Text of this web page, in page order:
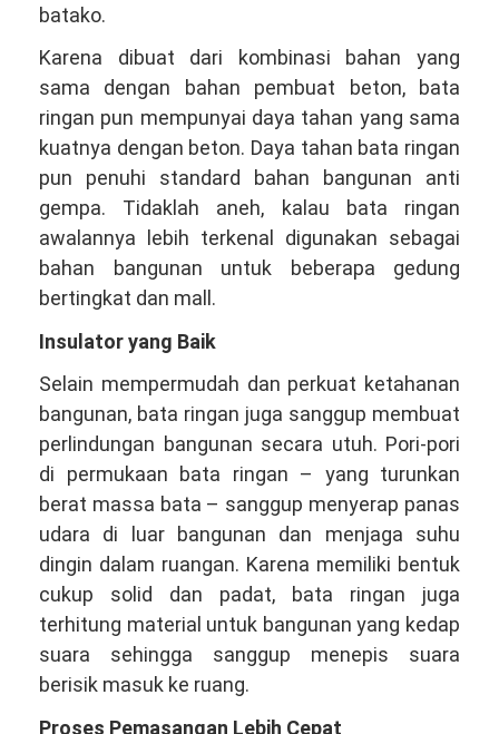
batako.
Karena dibuat dari kombinasi bahan yang
sama dengan bahan pembuat beton, bata
ringan pun mempunyai daya tahan yang sama
kuatnya dengan beton. Daya tahan bata ringan
pun penuhi standard bahan bangunan anti
gempa. Tidaklah aneh, kalau bata ringan
awalannya lebih terkenal digunakan sebagai
bahan bangunan untuk beberapa gedung
bertingkat dan mall.
Insulator yang Baik
Selain mempermudah dan perkuat ketahanan
bangunan, bata ringan juga sanggup membuat
perlindungan bangunan secara utuh. Pori-pori
di permukaan bata ringan – yang turunkan
berat massa bata – sanggup menyerap panas
udara di luar bangunan dan menjaga suhu
dingin dalam ruangan. Karena memiliki bentuk
cukup solid dan padat, bata ringan juga
terhitung material untuk bangunan yang kedap
suara sehingga sanggup menepis suara
berisik masuk ke ruang.
Proses Pemasangan Lebih Cepat